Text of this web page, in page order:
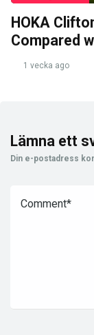
HOKA
Compared
1 vecka ago
Lämna ett
Din e-postadress